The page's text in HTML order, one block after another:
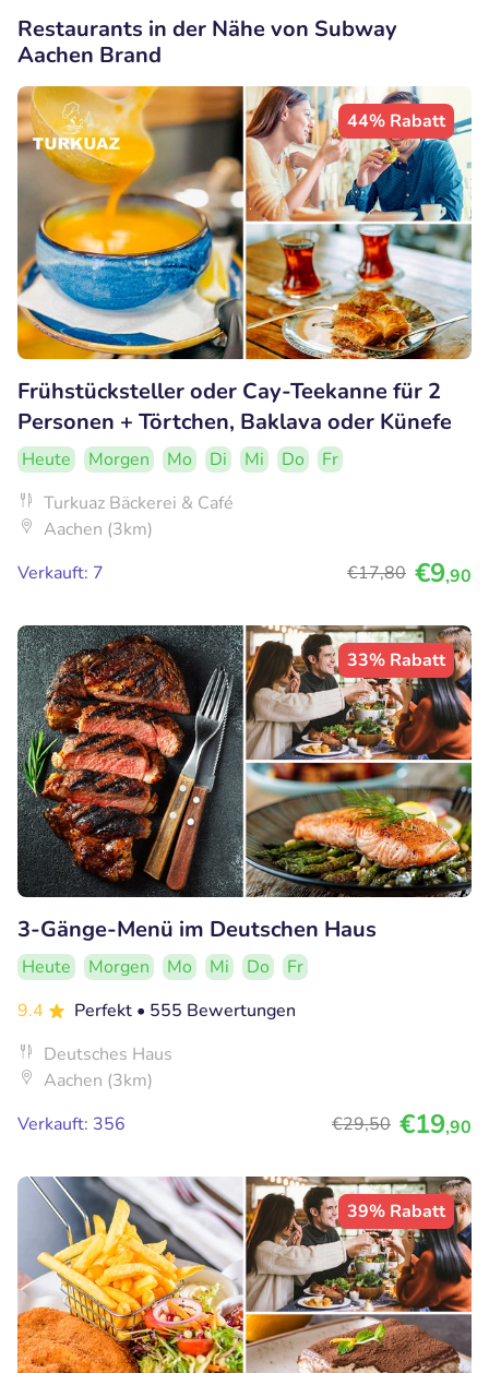
Restaurants in der Nähe von Subway
Aachen Brand
44% Rabatt
Frühstücksteller oder Cay-Teekanne für 2
Personen + Törtchen, Baklava oder Künefe
Heute Morgen Mo Di Mi Do
Fr
Turkuaz Bäckerei & Café
Aachen (3km)
Verkauft: 7
€17,80 €9,90
33% Rabatt
3-Gänge-Menü im Deutschen Haus
Heute Morgen Mo Mi Do
Fr
9.4
Perfekt • 555 Bewertungen
Deutsches Haus
Aachen (3km)
Verkauft: 356
€29,50 €19,90
39% Rabatt